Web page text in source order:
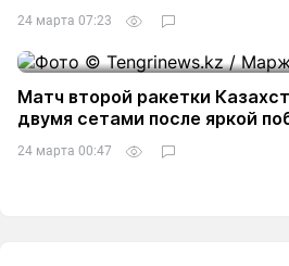
24 марта 07:23
Матч второй ракетки
двумя сетами после яркой
24 марта 00:47